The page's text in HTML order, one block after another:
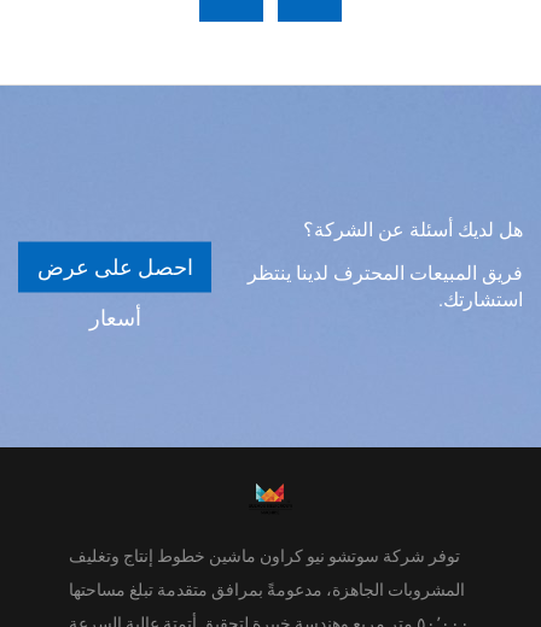
هل لديك أسئلة عن الشركة؟
فريق المبيعات المحترف لدينا ينتظر
استشارتك.
احصل على عرض
أسعار
توفر شركة سوتشو نيو كراون ماشين خطوط إنتاج وتغليف
المشروبات الجاهزة، مدعومةً بمرافق متقدمة تبلغ مساحتها